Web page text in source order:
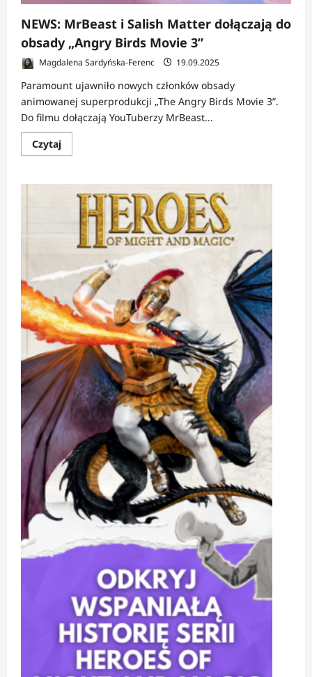
NEWS: MrBeast i Salish Matter dołączają do
obsady „Angry Birds Movie 3”
Magdalena Sardyńska-Ferenc 19.09.2025
Paramount ujawniło nowych członków obsady
animowanej superprodukcji „The Angry Birds Movie 3”.
Do filmu dołączają YouTuberzy MrBeast...
CzytajDowiedz
się
NEWS:
MrBeast
Salish
Matter
dołączają
obsady
Birds
Movie